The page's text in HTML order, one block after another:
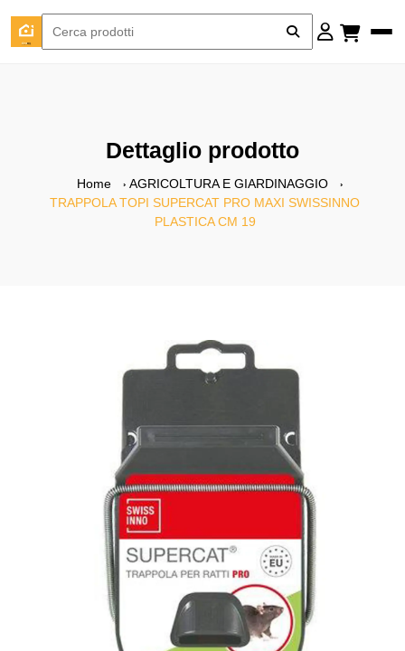
Dettaglio prodotto
Home
AGRICOLTURA E GIARDINAGGIO
TRAPPOLA TOPI SUPERCAT PRO MAXI SWISSINNO
PLASTICA CM 19